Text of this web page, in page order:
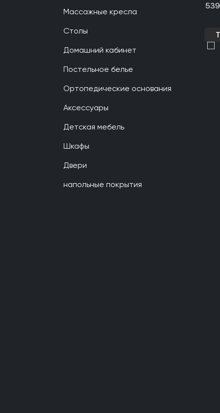
Массажные кресла
Столы
Домашний кабинет
Постельное белье
Ортопедические основания
Аксессуары
Детская мебель
Шкафы
Двери
напольные покрытия